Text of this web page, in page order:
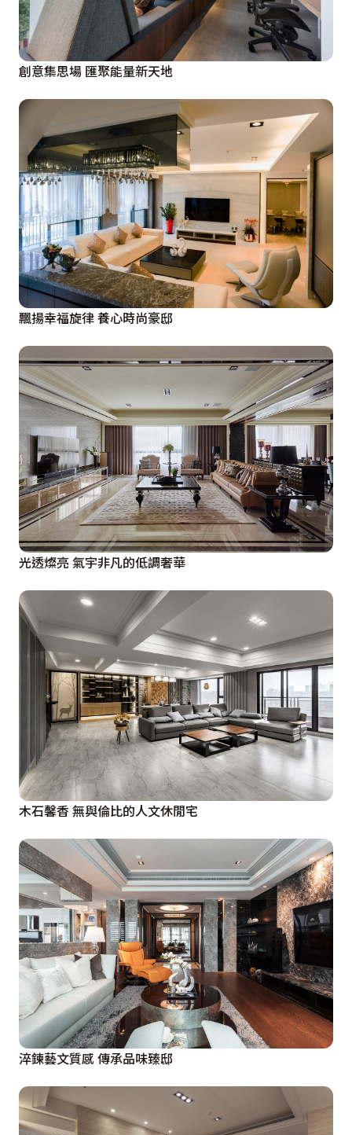
創意集思場 匯聚能量新天地
飄揚幸福旋律 養心時尚豪邸
光透燦亮 氣宇非凡的低調奢華
木石馨香 無與倫比的人文休閒宅
淬鍊藝文質感 傳承品味臻邸